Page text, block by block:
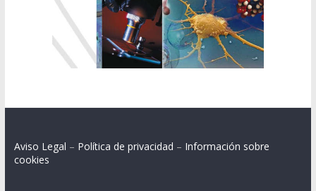
Aviso Legal – Política de privacidad – Información sobre
cookies